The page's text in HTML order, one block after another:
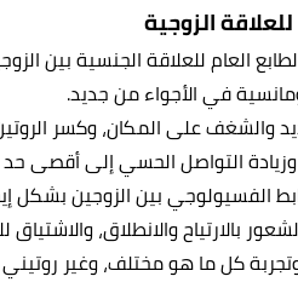
الزوجية
العام للعلاقة الجنسية بين
في الأجواء من جديد.
والشغف على المكان، وكسر
وزيادة التواصل الحسي إلى أقصى
الفسيولوجي بين الزوجين بشكل
بالارتياح والانطلاق، والاشتياق
وتجربة كل ما هو مختلف، وغير